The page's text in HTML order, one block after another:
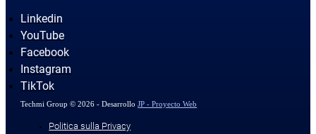
Linkedin
YouTube
Facebook
Instagram
TikTok
Techmi Group © 2026 - DesarrolloJP - Proyecto Web
Politica sulla Privacy